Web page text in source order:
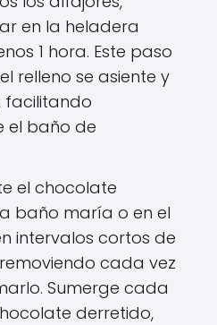
en la heladera
1 hora. Este paso
relleno se asiente y
facilitando
el baño de
el chocolate
baño maría o en el
intervalos cortos de
cada vez
Sumerge cada
derretido,